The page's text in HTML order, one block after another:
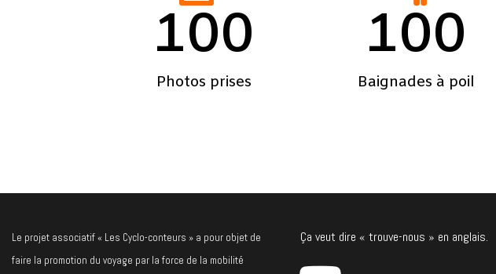
Photos prises
100
Baignades à poil
100
Le projet associatif « Les Cyclo-conteurs » a pour objet de
faire la promotion du voyage par la force de la mobilité
Ça veut dire « trouve-nous » en anglais.